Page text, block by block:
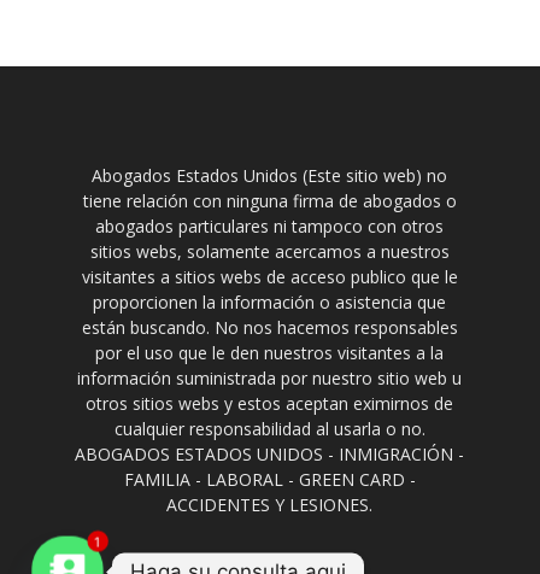
Abogados Estados Unidos (Este sitio web) no
tiene relación con ninguna firma de abogados o
abogados particulares ni tampoco con otros
sitios webs, solamente acercamos a nuestros
visitantes a sitios webs de acceso publico que le
proporcionen la información o asistencia que
están buscando. No nos hacemos responsables
por el uso que le den nuestros visitantes a la
información suministrada por nuestro sitio web u
otros sitios webs y estos aceptan eximirnos de
cualquier responsabilidad al usarla o no.
ABOGADOS ESTADOS UNIDOS - INMIGRACIÓN -
FAMILIA - LABORAL - GREEN CARD -
ACCIDENTES Y LESIONES.
1